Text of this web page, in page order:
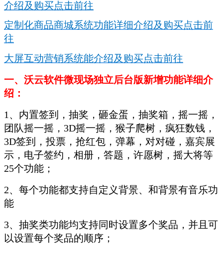
介绍及购买点击前往
定制化商品商城系统功能详细介绍及购买点击前
往
大屏互动营销系统能介绍及购买点击前往
一、沃云软件微现场独立后台版新增功能详细介
绍：
1、内置签到，抽奖，砸金蛋，抽奖箱，摇一摇，
团队摇一摇，3D摇一摇，猴子爬树，疯狂数钱，
3D签到，投票，抢红包，弹幕，对对碰，嘉宾展
示，电子签约，相册，答题，许愿树，摇大将等
25个功能；
2、每个功能都支持自定义背景、和背景有音乐功
能
3、抽奖类功能均支持同时设置多个奖品，并且可
以设置每个奖品的顺序；